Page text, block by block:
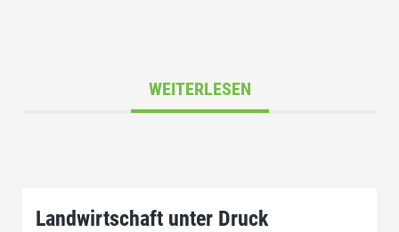
WEITERLESEN
Landwirtschaft unter Druck